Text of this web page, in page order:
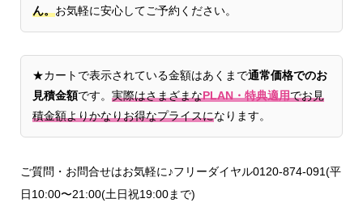
ん。お気軽に安心してご予約ください。
★カートで表示されている金額はあくまで通常価格でのお
見積金額です。 実際はさまざまなPLAN・特典適用でお見
積金額よりかなりお得なプライスになります。
ご質問・お問合せはお気軽に♪フリーダイヤル0120-874-091(平
日10:00〜21:00(土日祝19:00まで)